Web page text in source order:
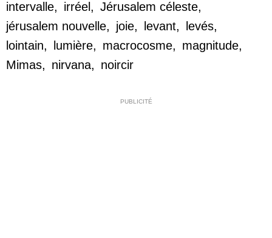
intervalle, irréel, Jérusalem céleste,
jérusalem nouvelle, joie, levant, levés,
lointain, lumière, macrocosme, magnitude,
Mimas, nirvana, noircir
PUBLICITÉ